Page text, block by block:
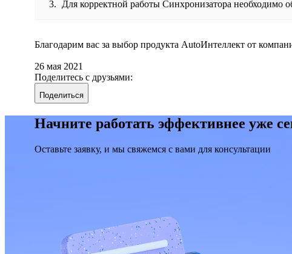
Для корректной работы Синхронизатора необходимо
Благодарим вас за выбор продукта AutoИнтеллект от
26 мая 2021
Поделитесь с друзьями:
Поделиться
Начните работать эффективнее уже
Оставьте заявку, и мы свяжемся с вами для консультации